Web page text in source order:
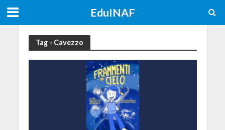
EduINAF
Tag - Cavezzo